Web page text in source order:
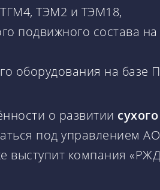
ТЭМ2 и ТЭМ18,
подвижного состава
оборудования на базе
о развитии
под управлением
выступит компания